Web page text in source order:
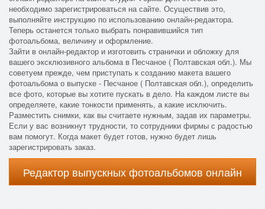
необходимо зарегистрироваться на сайте. Осуществив это,
выполняйте инструкцию по использованию онлайн-редактора.
Теперь останется только выбрать понравившийся тип
фотоальбома, величину и оформление.
Зайти в онлайн-редактор и изготовить странички и обложку для
вашего эксклюзивного альбома в Песчаное ( Полтавская обл.). Мы
советуем прежде, чем приступать к созданию макета вашего
фотоальбома о выпуске - Песчаное ( Полтавская обл.), определить
все фото, которые вы хотите пускать в дело. На каждом листе вы
определяете, какие тонкости применять, а какие исключить.
Разместить снимки, как вы считаете нужным, задав их параметры.
Если у вас возникнут трудности, то сотрудники фирмы с радостью
вам помогут. Когда макет будет готов, нужно будет лишь
зарегистрировать заказ.
Редактор выпускных фотоальбомов онлайн